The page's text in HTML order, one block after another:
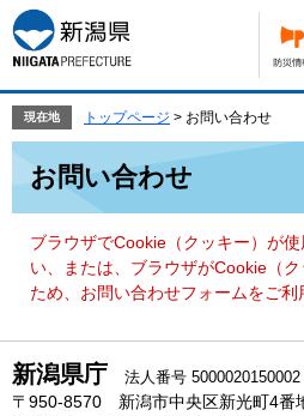
ー
ジ
の
頭
す。
ニ
ュ
ー
飛
て
現在地 トップページ > お問い合わせ
お問い合わせ
ブラウザでCookie（クッキー）が
い、または、ブラウザがCookie（
ため、お問い合わせフォームをご利
新潟県庁 法人番号 5000020150002
〒950-8570 新潟市中央区新光町4番